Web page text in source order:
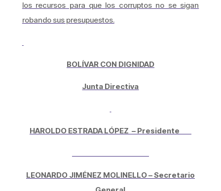
los recursos para que los corruptos no se sigan
robando sus presupuestos.
BOLÍVAR CON DIGNIDAD
Junta Directiva
HAROLDO ESTRADA LÓPEZ – Presidente
LEONARDO JIMÉNEZ MOLINELLO –Secretario